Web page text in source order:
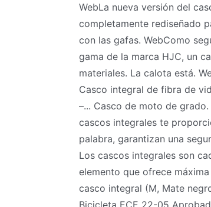
WebLa nueva versión del
completamente rediseñado
con las gafas. WebComo
gama de la marca HJC, un
materiales. La calota está.
Casco integral de fibra de
–... Casco de moto de
cascos integrales te
palabra, garantizan una
Los cascos integrales son
elemento que ofrece
casco integral (M, Mate
Bicicleta ECE 22-05